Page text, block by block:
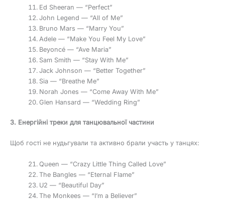
Ed Sheeran — “Perfect”
John Legend — “All of Me”
Bruno Mars — “Marry You”
Adele — “Make You Feel My Love”
Beyoncé — “Ave Maria”
Sam Smith — “Stay With Me”
Jack Johnson — “Better Together”
Sia — “Breathe Me”
Norah Jones — “Come Away With Me”
Glen Hansard — “Wedding Ring”
3. Енергійні треки для танцювальної частини
Щоб гості не нудьгували та активно брали участь у танцях:
Queen — “Crazy Little Thing Called Love”
The Bangles — “Eternal Flame”
U2 — “Beautiful Day”
The Monkees — “I’m a Believer”